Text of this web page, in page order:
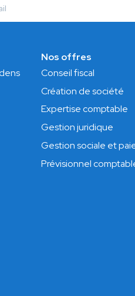
Nos offres
Conseil fiscal
Création de société
Expertise comptable
Gestion juridique
Gestion sociale et
Prévisionnel